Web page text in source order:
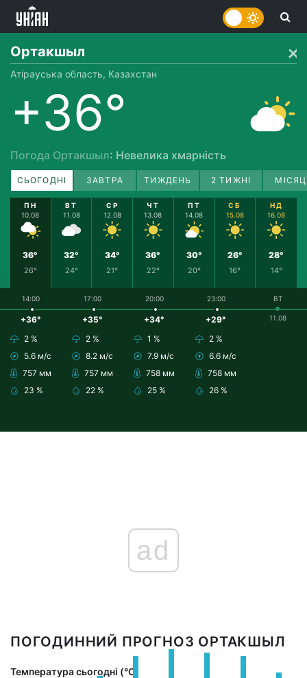
Ортакшыл
Атірауська область, Казахстан
+36°
Погода Ортакшыл: Невелика хмарність
СЬОГОДНІ ЗАВТРА ТИЖДЕНЬ 2 ТИЖНІ
ПН
10.08
36°
26°
ВТ
11.08
32°
24°
СР
12.08
34°
21°
ЧТ
13.08
36°
22°
ПТ
14.08
30°
20°
СБ
15.08
26°
16°
НД
16.08
28°
14°
14:00
+36°
2 %
5.6 м/с
757 мм
23 %
17:00
+35°
2 %
8.2 м/с
757 мм
22 %
20:00
+34°
1 %
7.9 м/с
758 мм
25 %
23:00
+29°
2 %
6.6 м/с
758 мм
26 %
ВТ
11.08
ad
ПОГОДИННИЙ ПРОГНОЗ ОРТАКШЫЛ
Температура сьогодні (°С)